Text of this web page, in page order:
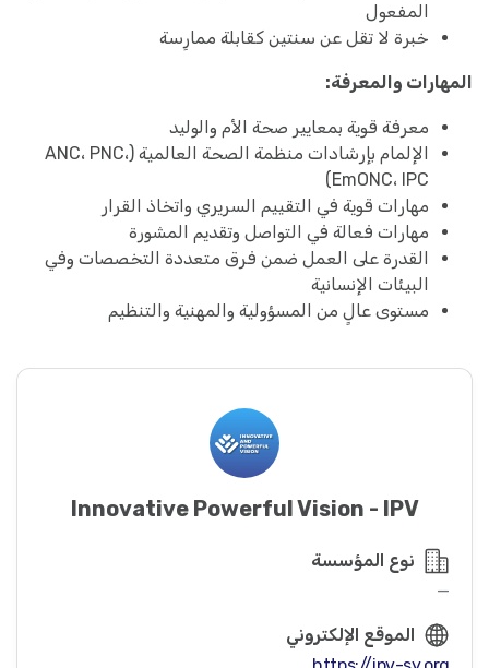
المفعول
خبرة لا تقل عن سنتين كقابلة ممارِسة
المهارات والمعرفة:
معرفة قوية بمعايير صحة الأم والوليد
الإلمام بإرشادات منظمة الصحة العالمية (ANC، PNC،
EmONC، IPC)
مهارات قوية في التقييم السريري واتخاذ القرار
مهارات فعالة في التواصل وتقديم المشورة
القدرة على العمل ضمن فرق متعددة التخصصات وفي
البيئات الإنسانية
مستوى عالٍ من المسؤولية والمهنية والتنظيم
Innovative Powerful Vision - IPV
نوع المؤسسة
—
الموقع الإلكتروني